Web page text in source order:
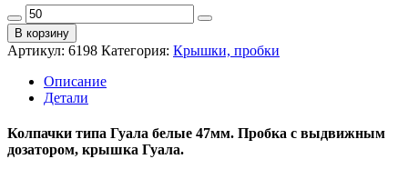
составляла
14,00 ₽.
Количество
товара
Колпачки
Гуала
чёрные,
короткие
47мм
с
выдвижным
В корзину
Артикул: 6198 Категория: Крышки, пробки
Описание
Детали
Колпачки типа Гуала белые 47мм. Пробка с выдвижным
дозатором, крышка Гуала.